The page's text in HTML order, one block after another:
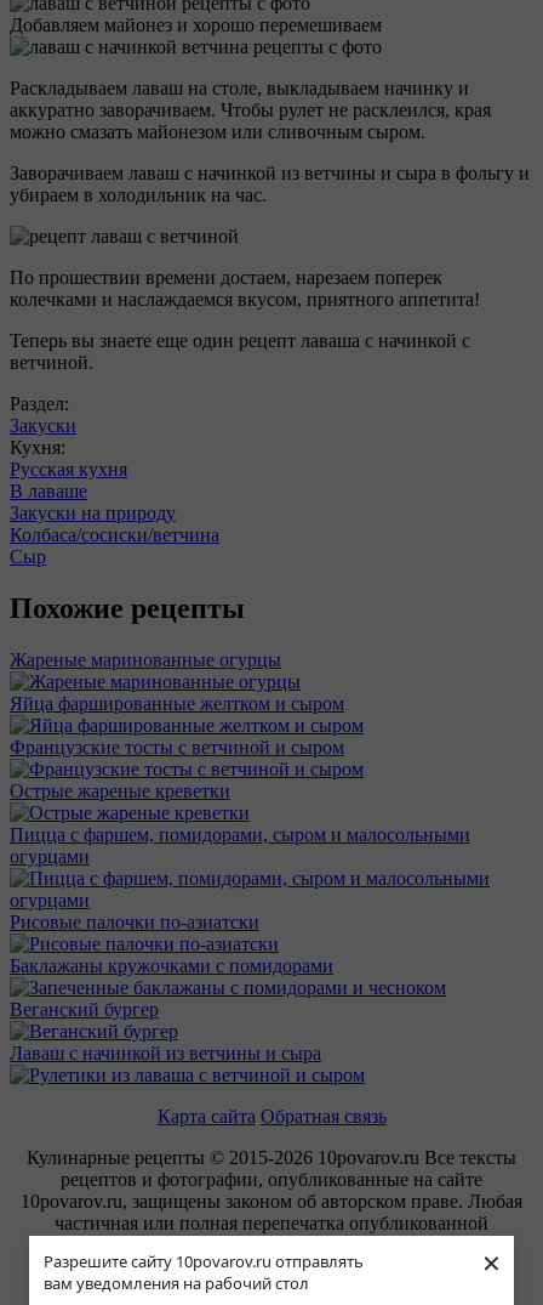
Разрешите сайту 10povarov.ru отправлять
вам уведомления на рабочий стол
×
Добавляем майонез и хорошо перемешиваем
Раскладываем лаваш на столе, выкладываем начинку и
аккуратно заворачиваем. Чтобы рулет не расклеился, края
можно смазать майонезом или сливочным сыром.
Заворачиваем лаваш с начинкой из ветчины и сыра в фольгу и
убираем в холодильник на час.
По прошествии времени достаем, нарезаем поперек
колечками и наслаждаемся вкусом, приятного аппетита!
Теперь вы знаете еще один рецепт лаваша с начинкой с
ветчиной.
Раздел:
Закуски
Кухня:
Русская кухня
В лаваше
Закуски на природу
Колбаса/сосиски/ветчина
Сыр
Похожие рецепты
Жареные маринованные огурцы
Яйца фаршированные желтком и сыром
Французские тосты с ветчиной и сыром
Острые жареные креветки
Пицца с фаршем, помидорами, сыром и малосольными
огурцами
Рисовые палочки по-азиатски
Баклажаны кружочками с помидорами
Веганский бургер
Лаваш с начинкой из ветчины и сыра
Карта сайта Обратная связь
Кулинарные рецепты © 2015-2026 10povarov.ru Все тексты
рецептов и фотографии, опубликованные на сайте
10povarov.ru, защищены законом об авторском праве. Любая
частичная или полная перепечатка опубликованной